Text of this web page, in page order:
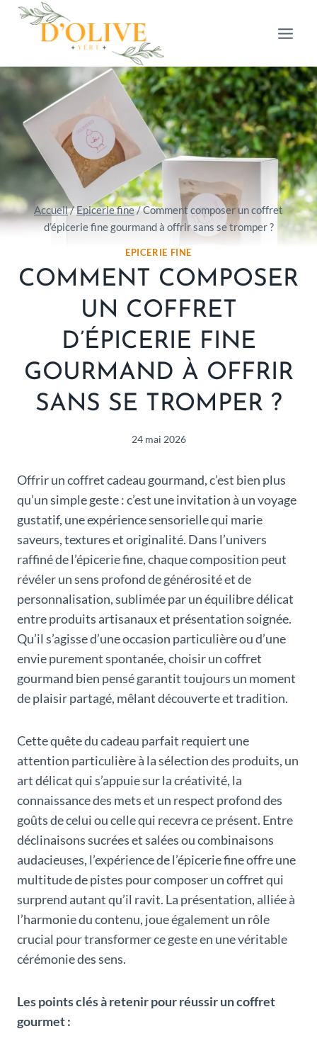
Aller
Accueil/Epicerie fine/Comment composer un coffret
d’épicerie fine gourmand à offrir sans se tromper ?
EPICERIE FINE
COMMENT COMPOSER
UN COFFRET
D’ÉPICERIE FINE
GOURMAND À OFFRIR
SANS SE TROMPER ?
24 mai 2026
Offrir un coffret cadeau gourmand, c’est bien plus
qu’un simple geste : c’est une invitation à un voyage
gustatif, une expérience sensorielle qui marie
saveurs, textures et originalité. Dans l’univers
raffiné de l’épicerie fine, chaque composition peut
révéler un sens profond de générosité et de
personnalisation, sublimée par un équilibre délicat
entre produits artisanaux et présentation soignée.
Qu’il s’agisse d’une occasion particulière ou d’une
envie purement spontanée, choisir un coffret
gourmand bien pensé garantit toujours un moment
de plaisir partagé, mêlant découverte et tradition.
Cette quête du cadeau parfait requiert une
attention particulière à la sélection des produits, un
art délicat qui s’appuie sur la créativité, la
connaissance des mets et un respect profond des
goûts de celui ou celle qui recevra ce présent. Entre
déclinaisons sucrées et salées ou combinaisons
audacieuses, l’expérience de l’épicerie fine offre une
multitude de pistes pour composer un coffret qui
surprend autant qu’il ravit. La présentation, alliée à
l’harmonie du contenu, joue également un rôle
crucial pour transformer ce geste en une véritable
cérémonie des sens.
Les points clés à retenir pour réussir un coffret
gourmet :